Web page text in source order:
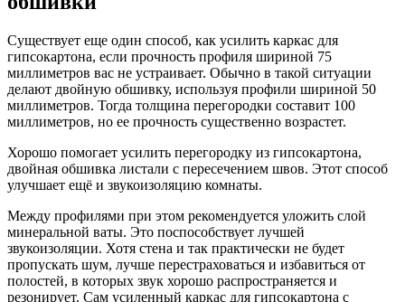
Существует еще один способ, как усилить каркас для
гипсокартона, если прочность профиля шириной 75
миллиметров вас не устраивает. Обычно в такой ситуации
делают двойную обшивку, используя профили шириной 50
миллиметров. Тогда толщина перегородки составит 100
миллиметров, но ее прочность существенно возрастет.
Хорошо помогает усилить перегородку из гипсокартона,
двойная обшивка листали с пересечением швов. Этот способ
улучшает ещё и звукоизоляцию комнаты.
Между профилями при этом рекомендуется уложить слой
минеральной ваты. Это поспособствует лучшей
звукоизоляции. Хотя стена и так практически не будет
пропускать шум, лучше перестраховаться и избавиться от
полостей, в которых звук хорошо распространяется и
резонирует. Сам усиленный каркас для гипсокартона с